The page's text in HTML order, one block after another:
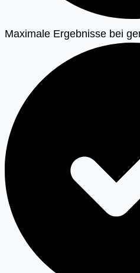
Maximale Ergebnisse bei